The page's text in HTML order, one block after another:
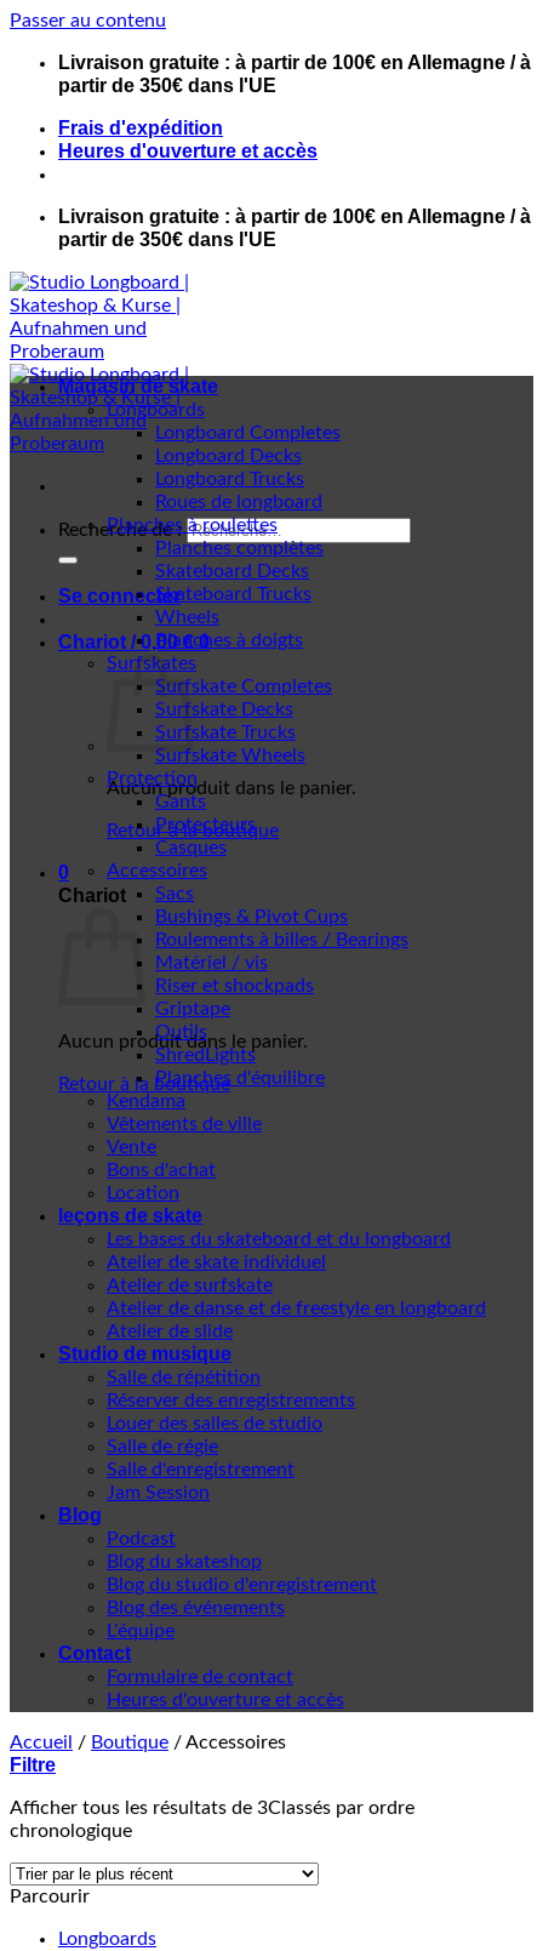
Passer au contenu
Livraison gratuite : à partir de 100€ en Allemagne / à
partir de 350€ dans l'UE
Frais d'expédition
Heures d'ouverture et accès
Livraison gratuite : à partir de 100€ en Allemagne / à
partir de 350€ dans l'UE
Recherche de :
Se connecter
Chariot /0,00€ 0
Aucun produit dans le panier.
Retour à la boutique
0
Chariot
Aucun produit dans le panier.
Retour à la boutique
Magasin de skate
Longboards
Longboard Completes
Longboard Decks
Longboard Trucks
Roues de longboard
Planches à roulettes
Planches complètes
Skateboard Decks
Skateboard Trucks
Wheels
Planches à doigts
Surfskates
Surfskate Completes
Surfskate Decks
Surfskate Trucks
Surfskate Wheels
Protection
Gants
Protecteurs
Casques
Accessoires
Sacs
Bushings & Pivot Cups
Roulements à billes / Bearings
Matériel / vis
Riser et shockpads
Griptape
Outils
ShredLights
Planches d'équilibre
Kendama
Vêtements de ville
Vente
Bons d'achat
Location
leçons de skate
Les bases du skateboard et du longboard
Atelier de skate individuel
Atelier de surfskate
Atelier de danse et de freestyle en longboard
Atelier de slide
Studio de musique
Salle de répétition
Réserver des enregistrements
Louer des salles de studio
Salle de régie
Salle d'enregistrement
Jam Session
Blog
Podcast
Blog du skateshop
Blog du studio d'enregistrement
Blog des événements
L'équipe
Contact
Formulaire de contact
Heures d'ouverture et accès
Accueil / Boutique /Accessoires
Filtre
Afficher tous les résultats de 3Classés par ordre
chronologique
Parcourir
Longboards